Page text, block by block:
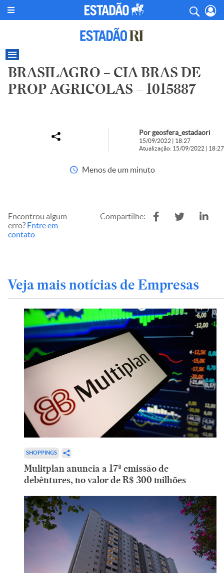
BRASILAGRO – CIA BRAS DE
PROP AGRICOLAS – 1015887
Por geosfera_estadaori
15/09/2022 | 18:27
Atualização: 15/09/2022 | 18:27
Menos de um minuto
Encontrou algum
erro? Entre em
contato
Compartilhe:
Veja mais notícias de Empresas
SHOPPINGS
Mulitplan anuncia a 17ª emissão de
debêntures, no valor de R$ 300 milhões